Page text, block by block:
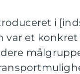
i
var et